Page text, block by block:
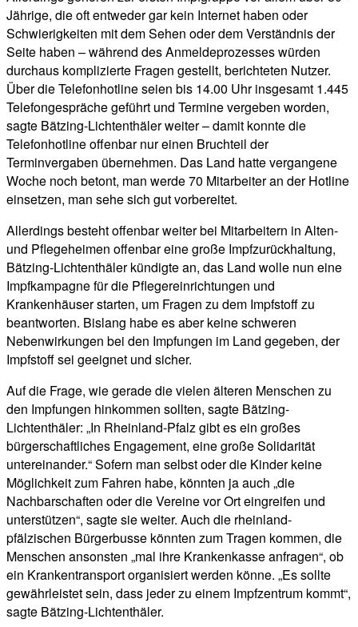
Jährige, die oft entweder gar kein Internet haben oder
Schwierigkeiten mit dem Sehen oder dem Verständnis der
Seite haben – während des Anmeldeprozesses würden
durchaus komplizierte Fragen gestellt, berichteten Nutzer.
Über die Telefonhotline seien bis 14.00 Uhr insgesamt 1.445
Telefongespräche geführt und Termine vergeben worden,
sagte Bätzing-Lichtenthäler weiter – damit konnte die
Telefonhotline offenbar nur einen Bruchteil der
Terminvergaben übernehmen. Das Land hatte vergangene
Woche noch betont, man werde 70 Mitarbeiter an der Hotline
einsetzen, man sehe sich gut vorbereitet.
Allerdings besteht offenbar weiter bei Mitarbeitern in Alten-
und Pflegeheimen offenbar eine große Impfzurückhaltung,
Bätzing-Lichtenthäler kündigte an, das Land wolle nun eine
Impfkampagne für die Pflegereinrichtungen und
Krankenhäuser starten, um Fragen zu dem Impfstoff zu
beantworten. Bislang habe es aber keine schweren
Nebenwirkungen bei den Impfungen im Land gegeben, der
Impfstoff sei geeignet und sicher.
Auf die Frage, wie gerade die vielen älteren Menschen zu
den Impfungen hinkommen sollten, sagte Bätzing-
Lichtenthäler: „In Rheinland-Pfalz gibt es ein großes
bürgerschaftliches Engagement, eine große Solidarität
untereinander.“ Sofern man selbst oder die Kinder keine
Möglichkeit zum Fahren habe, könnten ja auch „die
Nachbarschaften oder die Vereine vor Ort eingreifen und
unterstützen“, sagte sie weiter. Auch die rheinland-
pfälzischen Bürgerbusse könnten zum Tragen kommen, die
Menschen ansonsten „mal ihre Krankenkasse anfragen“, ob
ein Krankentransport organisiert werden könne. „Es sollte
gewährleistet sein, dass jeder zu einem Impfzentrum kommt“,
sagte Bätzing-Lichtenthäler.